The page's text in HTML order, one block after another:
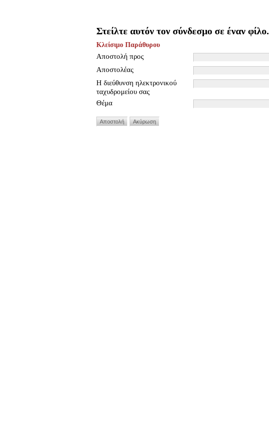
Στείλτε αυτόν τον σύνδεσμο σε έναν φίλο.
Κλείσιμο Παράθυρου
Αποστολή προς
Αποστολέας
Η διεύθυνση ηλεκτρονικού
ταχυδρομείου σας
Θέμα
Αποστολή Ακύρωση